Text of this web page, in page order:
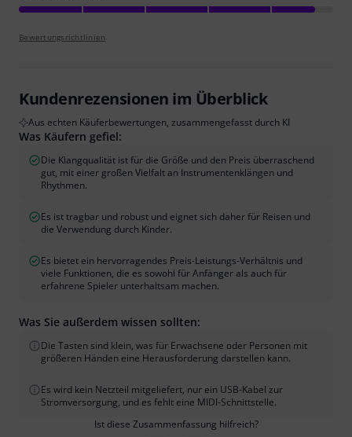
Bewertungsrichtlinien
Kundenrezensionen im Überblick
Aus echten Käuferbewertungen, zusammengefasst durch KI
Was Käufern gefiel:
Die Klangqualität ist für die Größe und den Preis überraschend
gut, mit einer großen Vielfalt an Instrumentenklängen und
Rhythmen.
Es ist tragbar und robust und eignet sich daher für Reisen und
die Verwendung durch Kinder.
Es bietet ein hervorragendes Preis-Leistungs-Verhältnis und
viele Funktionen, die es sowohl für Anfänger als auch für
erfahrene Spieler unterhaltsam machen.
Was Sie außerdem wissen sollten:
Die Tasten sind klein, was für Erwachsene oder Personen mit
größeren Händen eine Herausforderung darstellen kann.
Es wird kein Netzteil mitgeliefert, nur ein USB-Kabel zur
Stromversorgung, und es fehlt eine MIDI-Schnittstelle.
Ist diese Zusammenfassung hilfreich?